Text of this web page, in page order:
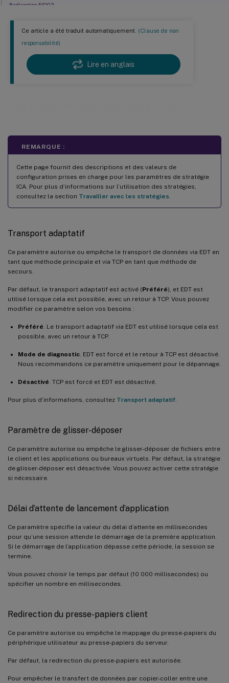
Ce article a été traduit automatiquement. (Clause de non
responsabilité)
Lire en anglais
REMARQUE :
Cette page fournit des descriptions et des valeurs de
configuration prises en charge pour les paramètres de stratégie
ICA. Pour plus d’informations sur l’utilisation des stratégies,
consultez la section Travailler avec les stratégies
Transport adaptatif
Ce paramètre autorise ou empêche le transport de données via EDT en
tant que méthode principale et via TCP en tant que méthode de
secours.
Par défaut, le transport adaptatif est activé (Préféré), et EDT est
utilisé lorsque cela est possible, avec un retour à TCP. Vous pouvez
modifier ce paramètre selon vos besoins :
Préféré . Le transport adaptatif via EDT est utilisé lorsque cela est
possible, avec un retour à TCP.
Mode de diagnostic . EDT est forcé et le retour à TCP est désactivé.
Nous recommandons ce paramètre uniquement pour le dépannage.
Désactivé . TCP est forcé et EDT est désactivé.
Pour plus d’informations, consultez Transport adaptatif
Paramètre de glisser-déposer
Ce paramètre autorise ou empêche le glisser-déposer de fichiers entre
le client et les applications ou bureaux virtuels. Par défaut, la stratégie
de glisser-déposer est désactivée. Vous pouvez activer cette stratégie
si nécessaire.
Délai d’attente de lancement d’application
Ce paramètre spécifie la valeur du délai d’attente en millisecondes
pour qu’une session attende le démarrage de la première application.
Si le démarrage de l’application dépasse cette période, la session se
termine.
Vous pouvez choisir le temps par défaut (10 000 millisecondes) ou
spécifier un nombre en millisecondes.
Redirection du presse-papiers client
Ce paramètre autorise ou empêche le mappage du presse-papiers du
périphérique utilisateur au presse-papiers du serveur.
Par défaut, la redirection du presse-papiers est autorisée.
Pour empêcher le transfert de données par copier-coller entre une
Redirection FIDO2
Délai d’expiration de la connexion de l’écouteur ICA
Délai de démarrage du vérificateur de fermeture de session
Paramètres de stratégie de basculement du mode tablette